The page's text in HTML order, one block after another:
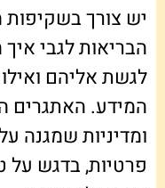
יש צורך
הבריאות לגבי
לגשת אליהם
המידע. האתגרים
ומדיניות שמגנה
פרטיות, בדגש על